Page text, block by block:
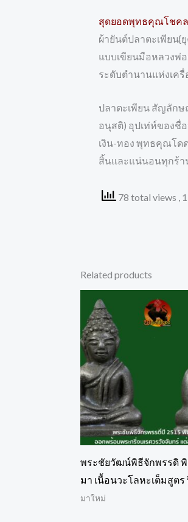
สุดยอดพุทธคุณโชคล
ผ้ายันต์ปลาตะเพียน{
แบบเขียนมือหลวงพ่
ระดับตำนานแห่งเค
ปลาตะเพียน สัญลักษ
อนุสติ) อุปเท่ห์ของชื่
เงิน-ทอง พุทธคุณโด
สิ้นและแน่นอนทุกร้า
78 total views ,
Related products
พระชัยวัฒน์พิธีจักพรรดิ
มา เนื้อนวะโลหะเต็มสูตร
มาใหม่